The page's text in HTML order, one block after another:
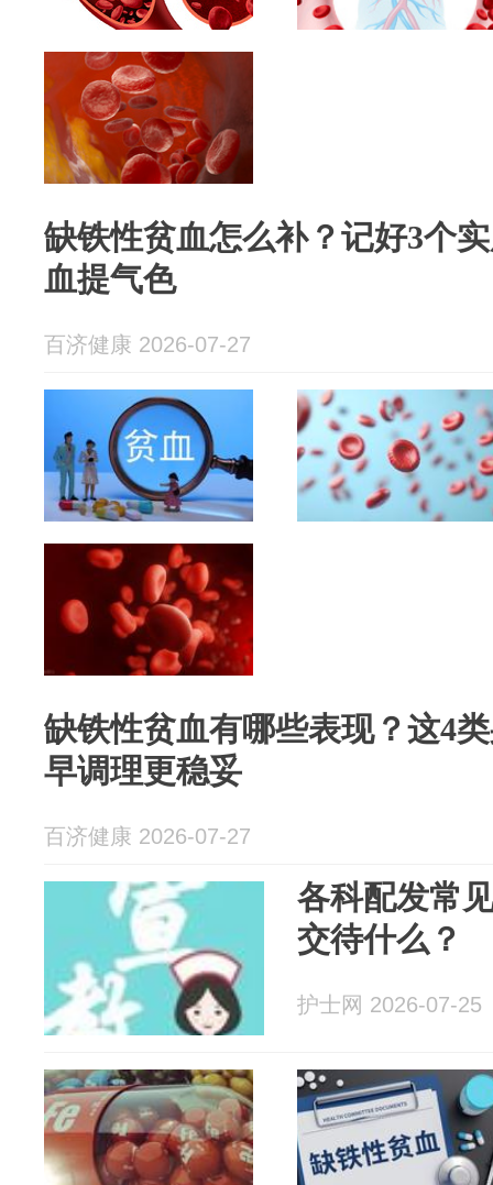
缺铁性贫血怎么补？记好3个
血提气色
百济健康 2026-07-27
缺铁性贫血有哪些表现？这4
早调理更稳妥
百济健康 2026-07-27
各科配发常
交待什么？
护士网 2026-07-25